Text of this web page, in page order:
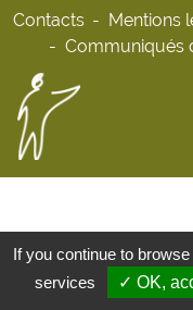
Contacts Mentions
Communiqués
If you continue to
services
✓ OK,